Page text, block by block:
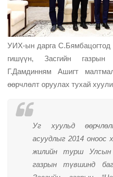
УИХ-ын дарга
гишүүн, Засгийн
Г.Дамдинням Ашигт
өөрчлөлт оруулах тухай
Уг хуульд
асуудлыг 2014 оноос
жилийн турш
газрын түвшинд